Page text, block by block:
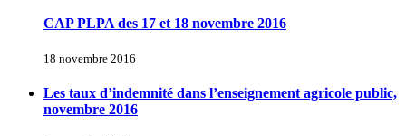
CAP PLPA des 17 et 18 novembre 2016
18 novembre 2016
Les taux d’indemnité dans l’enseignement agricole public,
novembre 2016